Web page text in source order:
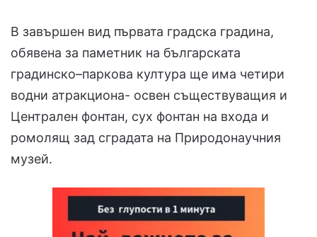
В завършен вид първата градска градина,
обявена за паметник на българската
градинско–паркова култура ще има четири
водни атракциона- освен съществуващия и
Централен фонтан, сух фонтан на входа и
ромолящ зад сградата на Природонаучния
музей.